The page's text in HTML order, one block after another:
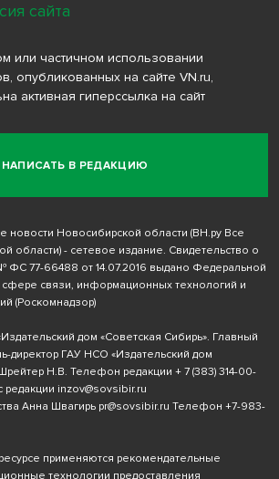
НАПИСАТЬ В РЕДАКЦИЮ
или частичном использовании
опубликованных на сайте VN.ru,
активная гиперссылка на сайт
новости Новосибирской области (ВН.ру Все
области) - сетевое издание. Свидетельство о
ФС 77-66488 от 14.07.2016 выдано Федеральной
связи, информационных технологий и
(Роскомнадзор)
дом «Советская Сибирь». Главный
директор ГАУ НСО «Издательский дом
Н.В. Телефон редакции + 7 (383) 314-00-
редакции inzov@sovsibir.ru
Анна Швагирь pr@sovsibir.ru Телефон +7-983-
применяются рекомендательные
технологии предоставления
сайта